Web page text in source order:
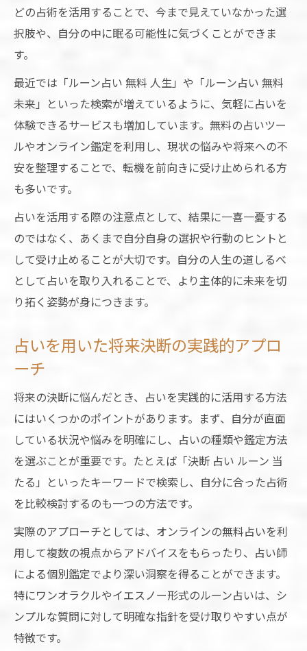
どの占術を活用することで、今まで見えていなかった選
択肢や、自分の中に眠る可能性に気づくことができま
す。
最近では「ルーン占い 無料 人生」や「ルーン占い 無料
未来」といった検索が増えているように、気軽に占いを
体験できるサービスも増加しています。無料の占いツー
ルやオンライン鑑定を利用し、現状の悩みや将来への不
安を整理することで、転機を前向きに受け止められる方
も多いです。
占いを活用する際の注意点として、結果に一喜一憂する
のではなく、あくまで自分自身の選択や行動のヒントと
して受け止めることが大切です。自分の人生の道しるべ
として占いを取り入れることで、より主体的に未来を切
り拓く姿勢が身につきます。
占いを用いた将来決断の実践的アプロ
ーチ
将来の決断に悩んだとき、占いを実践的に活用する方法
にはいくつかのポイントがあります。まず、自分が直面
している状況や悩みを明確にし、占いの種類や鑑定方法
を選ぶことが重要です。たとえば「決断 占い ルーン 当
たる」といったキーワードで検索し、自分に合った占術
を比較検討するのも一つの方法です。
実際のアプローチとしては、オンラインの無料占いを利
用して複数の視点からアドバイスをもらったり、占い師
による個別鑑定でより深い洞察を得ることができます。
特にワンオラクルやイエスノー形式のルーン占いは、シ
ンプルな質問に対して明確な指針を受け取りやすい点が
特徴です。